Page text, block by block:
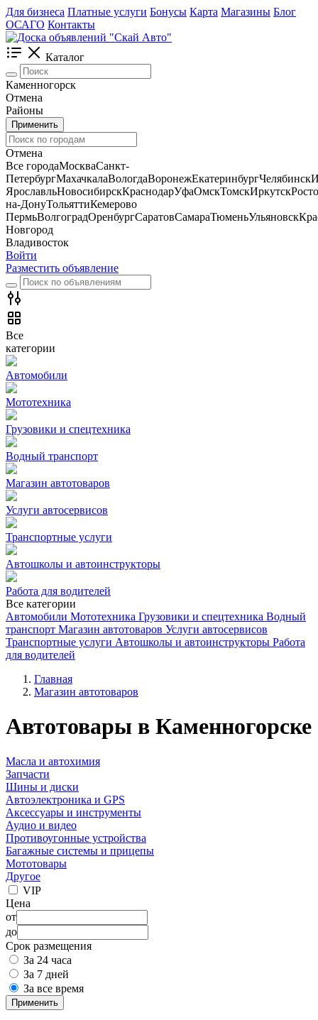
Для бизнеса Платные услуги Бонусы Карта Магазины Блог
ОСАГО Контакты
Каталог
Каменногорск
Отмена
Районы
Применить
Отмена
Все городаМоскваСанкт-
ПетербургМахачкалаВологдаВоронежЕкатеринбургЧелябинск
ЯрославльНовосибирскКраснодарУфаОмскТомскИркутск
на-ДонуТольяттиКемерово
ПермьВолгоградОренбургСаратовСамараТюменьУльяновск
Новгород
Владивосток
Войти
Разместить объявление
Все
категории
Автомобили
Мототехника
Грузовики и спецтехника
Водный транспорт
Магазин автотоваров
Услуги автосервисов
Транспортные услуги
Автошколы и автоинструкторы
Работа для водителей
Все категории
Автомобили Мототехника Грузовики и спецтехника Водный
транспорт Магазин автотоваров Услуги автосервисов
Транспортные услуги Автошколы и автоинструкторы Работа
для водителей
Главная
Магазин автотоваров
Автотовары в Каменногорске
Масла и автохимия
Запчасти
Шины и диски
Автоэлектроника и GPS
Аксессуары и инструменты
Аудио и видео
Противоугонные устройства
Багажные системы и прицепы
Мототовары
Другое
VIP
Цена
от
до
Срок размещения
За 24 часа
За 7 дней
За все время
Применить